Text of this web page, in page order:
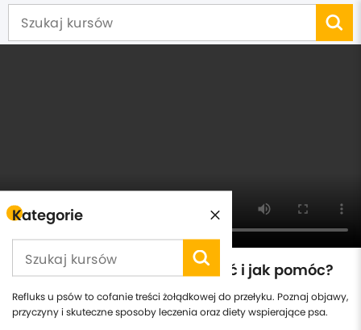
Kategorie
Refluks u psów - jak rozpoznać i jak pomóc?
Refluks u psów to cofanie treści żołądkowej do przełyku. Poznaj objawy,
przyczyny i skuteczne sposoby leczenia oraz diety wspierające psa.